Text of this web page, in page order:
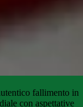
fallimento in
con aspettative